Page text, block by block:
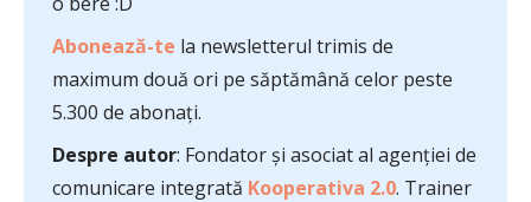
Abonează-te la newsletterul trimis de
maximum două ori pe săptămână celor peste
5.300 de abonați.
Despre autor: Fondator și asociat al agenției de
comunicare integrată Kooperativa 2.0. Trainer